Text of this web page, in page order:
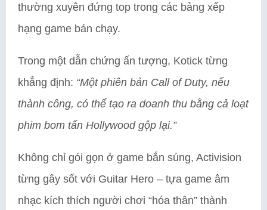
thường xuyên đứng top trong các bảng xếp
hạng game bán chạy.
Trong một dẫn chứng ấn tượng, Kotick từng
khẳng định: “Một phiên bản Call of Duty, nếu
thành công, có thể tạo ra doanh thu bằng cả loạt
phim bom tấn Hollywood gộp lại.”
Không chỉ gói gọn ở game bắn súng, Activision
từng gây sốt với Guitar Hero – tựa game âm
nhạc kích thích người chơi “hóa thân” thành